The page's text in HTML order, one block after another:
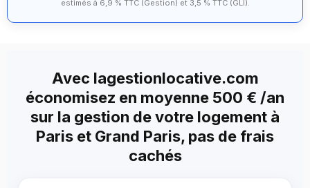
estimés à 6,9 % TTC (Gestion) et 3,5 % TTC (GLI).
Avec lagestionlocative.com
économisez en moyenne 500 € /an
sur la gestion de votre logement à
Paris et Grand Paris, pas de frais
cachés